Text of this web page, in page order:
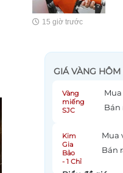
15 giờ trước